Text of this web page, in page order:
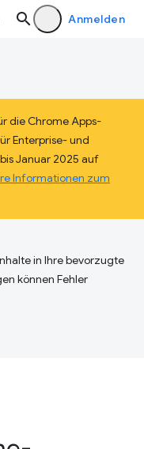
Anmelden
die Chrome Apps-
Enterprise- und
Januar 2025 auf
Informationen zum
in Ihre bevorzugte
können Fehler